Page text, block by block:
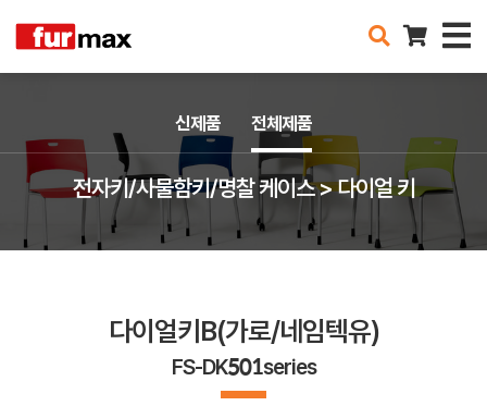
전자키/사물함키/명찰 케이스 > 다이얼 키
신제품 전체제품
다이얼키B(가로/네임텍유)
FS-DK501series